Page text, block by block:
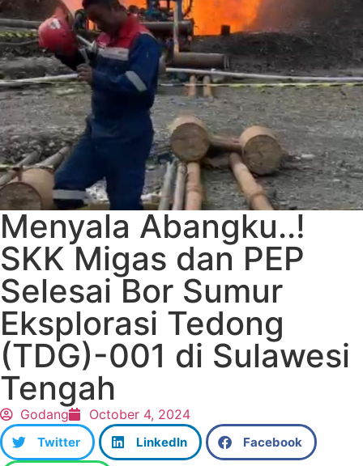
Menyala Abangku..!
SKK Migas dan PEP
Selesai Bor Sumur
Eksplorasi Tedong
(TDG)-001 di Sulawesi
Tengah
Godang October 4, 2024
Twitter LinkedIn Facebook